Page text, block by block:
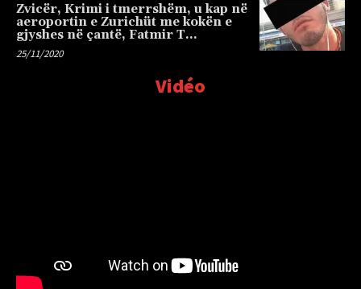
Zvicër, Krimi i tmerrshëm, u kap në
aeroportin e Zurichüt me kokën e
gjyshes në çantë, Fatmir T…
25/11/2020
Vidéo